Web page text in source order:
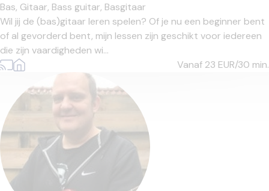
Bas, Gitaar, Bass guitar, Basgitaar
Wil jij de (bas)gitaar leren spelen? Of je nu een beginner bent
of al gevorderd bent, mijn lessen zijn geschikt voor iedereen
die zijn vaardigheden wi...
Vanaf 23 EUR/30 min.